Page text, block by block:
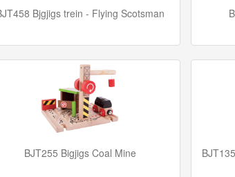
Bjgjigs trein - Flying Scotsman
BJT255 Bigjigs Coal Mine